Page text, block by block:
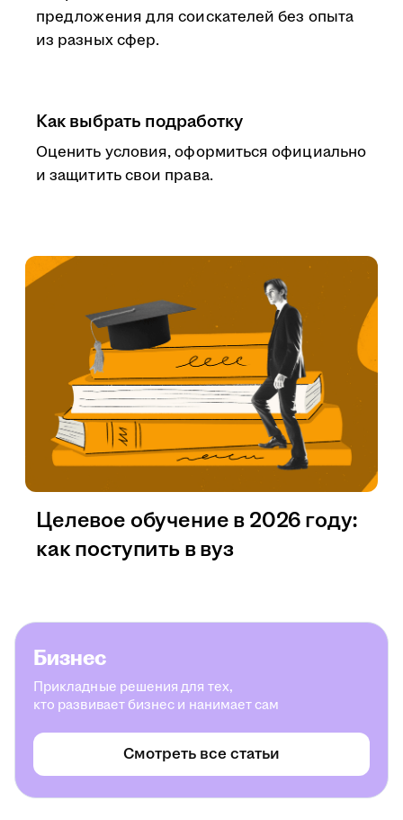
предложения для соискателей без опыта
из разных сфер.
Как выбрать подработку
Оценить условия, оформиться официально
и защитить свои права.
Целевое обучение в 2026 году:
как поступить в вуз
Бизнес
Прикладные решения для тех,
кто развивает бизнес и нанимает сам
Смотреть все статьи